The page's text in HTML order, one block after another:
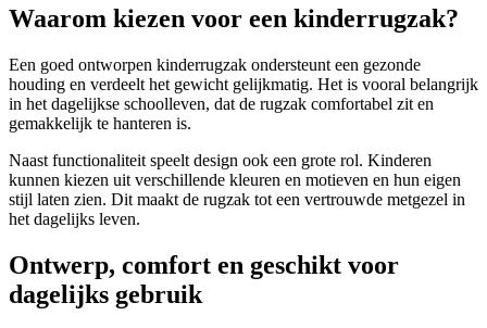
Waarom kiezen voor een kinderrugzak?
Een goed ontworpen kinderrugzak ondersteunt een gezonde
houding en verdeelt het gewicht gelijkmatig. Het is vooral belangrijk
in het dagelijkse schoolleven, dat de rugzak comfortabel zit en
gemakkelijk te hanteren is.
Naast functionaliteit speelt design ook een grote rol. Kinderen
kunnen kiezen uit verschillende kleuren en motieven en hun eigen
stijl laten zien. Dit maakt de rugzak tot een vertrouwde metgezel in
het dagelijks leven.
Ontwerp, comfort en geschikt voor
dagelijks gebruik